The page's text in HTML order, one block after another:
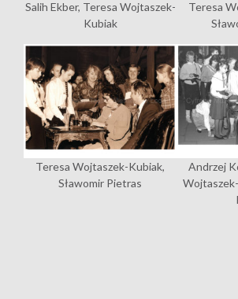
Salih Ekber, Teresa Wojtaszek-
Kubiak
Teresa
Teresa Wojtaszek-Kubiak,
Sławomir Pietras
Andrzej